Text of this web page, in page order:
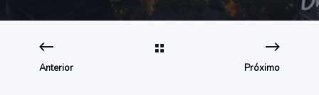
Anterior Próximo